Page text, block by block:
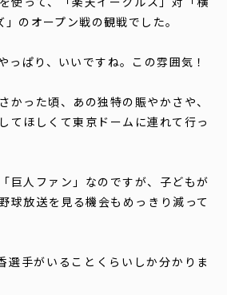
」のオープン戦の観戦でした。
っぱり、いいですね。この雰囲気！
かった頃、あの独特の賑やかさや、
てほしくて東京ドームに連れて行っ
巨人ファン」なのですが、子どもが
球放送を見る機会もめっきり減って
選手がいることくらいしか分かりま